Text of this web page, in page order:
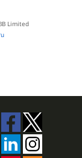
Limited